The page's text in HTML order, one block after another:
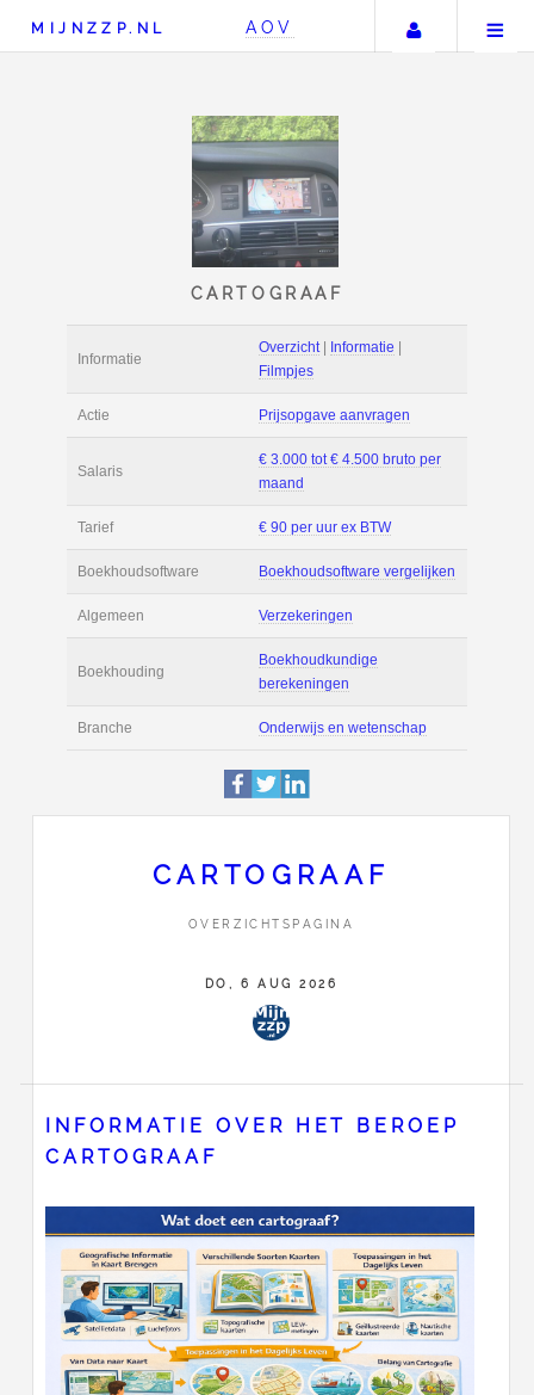
MIJNZZP.NL AOV Uw
CARTOGRAAF
Actie Prijsopgave
€ 3.000 tot € 4.500
maand
Tarief € 90 per uur ex
Boekhoudsoftware
Boekhouding
CARTOGRAAF
OVERZICHTSPAGINA
DO, 6 AUG 2026
INFORMATIE OVER HET BEROEP
CARTOGRAAF